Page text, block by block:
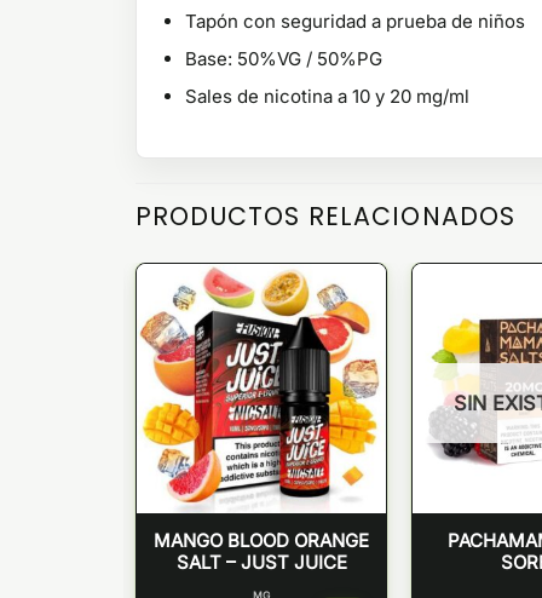
Tapón con seguridad a prueba de niños
Base: 50%VG / 50%PG
Sales de nicotina a 10 y 20 mg/ml
PRODUCTOS RELACIONADOS
MANGO BLOOD ORANGE
SALT – JUST JUICE
MG
SIN